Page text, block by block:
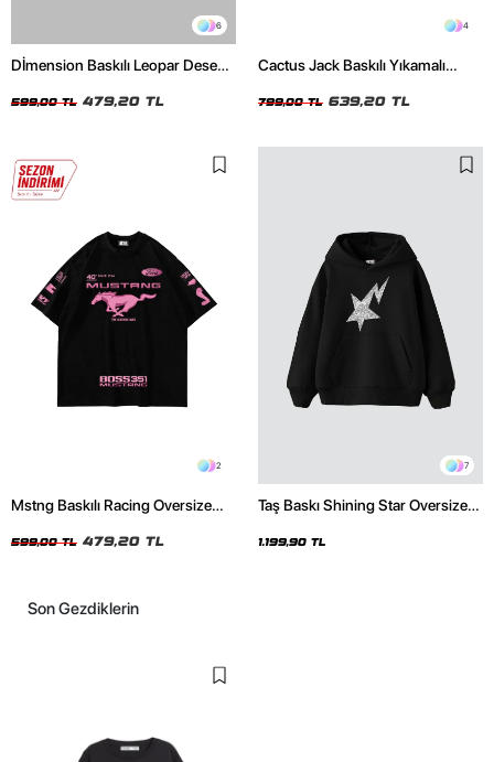
6
Dİmension Baskılı Leopar Desenli
Tshirt
599,00 TL 479,20 TL
4
Cactus Jack Baskılı Yıkamalı
799,00 TL 639,20 TL
2
Mstng Baskılı Racing Oversize
599,00 TL 479,20 TL
7
Taş Baskı Shining Star Oversize
1.199,90 TL
Son Gezdiklerin